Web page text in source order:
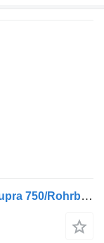
Mercedes-Benz Atego 1224 /Carrier Supra 750/Rohrbahnen/Euro5